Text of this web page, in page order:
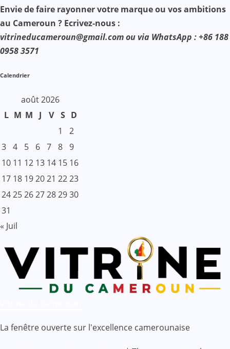
Envie de faire rayonner votre marque ou vos ambitions
au Cameroun ? Ecrivez-nous :
vitrineducameroun@gmail.com ou via WhatsApp : +86 188
0958 3571
Calendrier
août 2026
L M M J V S D
1
2
3 4 5 6 7 8 9
10 11 12 13 14 15 16
17 18 192021 2223
24252627282930
31
« Juil
La fenêtre ouverte sur l'excellence camerounaise